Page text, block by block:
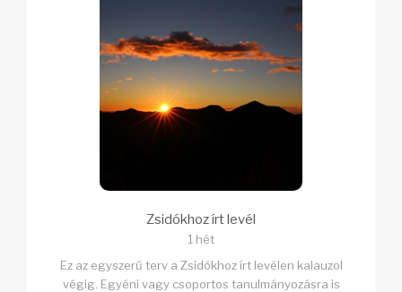
Zsidókhoz írt levél
1 hét
Ez az egyszerű terv a Zsidókhoz írt levélen kalauzol
végig. Egyéni vagy csoportos tanulmányozásra is